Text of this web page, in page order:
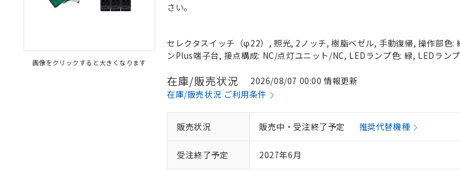
画像をクリックすると大きくなります
さい。
セレクタスイッチ（φ22）, 照光, 2ノッチ, 樹脂ベゼル, 手動復帰, 操作部色:
ンPlus端子台, 接点構成: NC/点灯ユニット/NC, LEDランプ色: 緑, LEDラン
在庫/販売状況
2026/08/07 00:00 情報更新
在庫/販売状況 ご利用条件
販売状況 販売中・受注終了予定 推奨代替機種
受注終了予定 2027年6月